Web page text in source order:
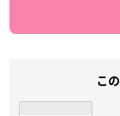
こ